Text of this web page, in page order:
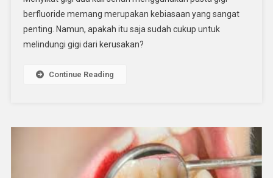
Sikat
Gigi
Dengan
Pasta
Saja
berfluoride memang merupakan kebiasaan yang sangat
penting. Namun, apakah itu saja sudah cukup untuk
melindungi gigi dari kerusakan?
Continue Reading